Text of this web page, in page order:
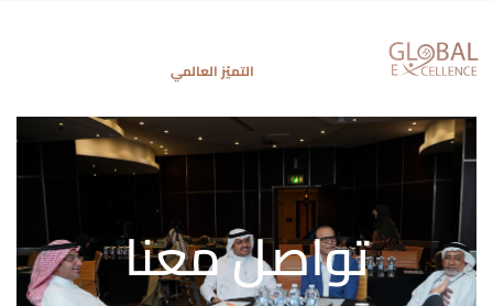
التميّز العالمي
تواصل معنا
تواصل معنا